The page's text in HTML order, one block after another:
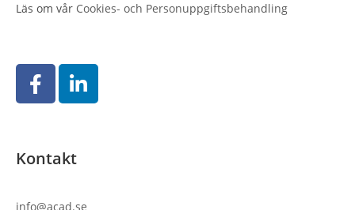
Läs om vår Cookies- och Personuppgiftsbehandling
Kontakt
info@acad.se